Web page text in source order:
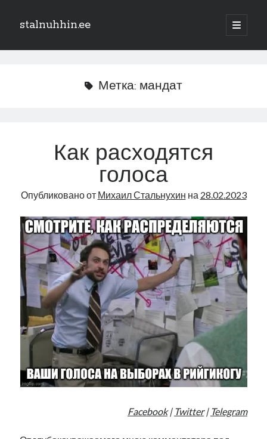
stalnuhhin.ee
отрыть
Боковая
Интеграция
Книга
Нарва и северо-восток
Обзор прессы
Образование
Парламент и правительство
Фотографии
Экономика
Эстония и Россия
Юмор
Метки
видео
Метка: мандат
Как расходятся
голоса
Опубликовано от Михаил Стальнухин на 28.02.2023
Facebook| Twitter| Telegram